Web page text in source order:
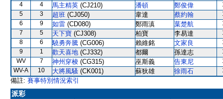
4
4 馬主精英 (CJ210) 潘頓 鄭俊偉
5
3 超班 (CJ050) 韋達 蔡約翰
6
9 如雷 (CD080) 鄭雨滇 葉楚航
7
5 天下寶 (CJ308) 柏寶 李易達
8
6 驍勇奔騰 (CG006) 賴維銘 文家良
9
1 歡天喜地 (CJ332) 都爾 孫達志
WV
7 神州穿梭 (CG315) 巫斯義 告東尼
WV-A
10 大將風騷 (CK001) 蘇狄雄 徐雨石
備註: 賽事特別情況索引
派彩